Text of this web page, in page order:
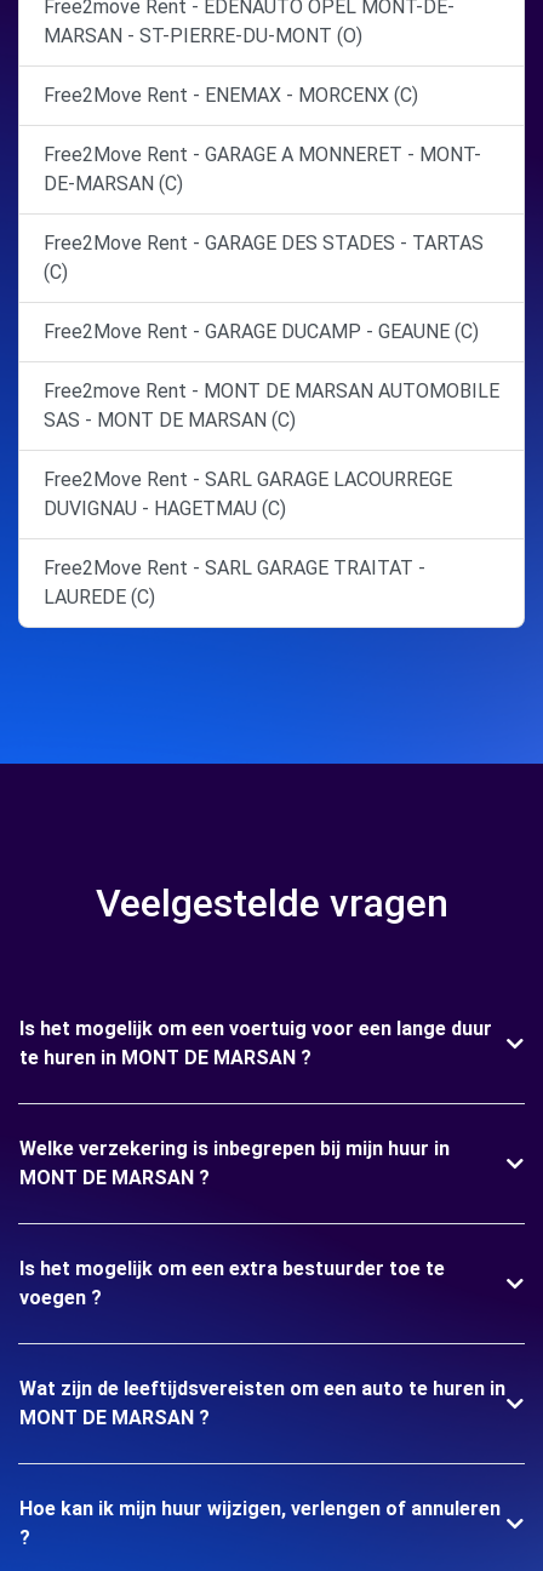
Free2move Rent - EDENAUTO OPEL MONT-DE-
MARSAN - ST-PIERRE-DU-MONT (O)
Free2Move Rent - ENEMAX - MORCENX (C)
Free2Move Rent - GARAGE A MONNERET - MONT-
DE-MARSAN (C)
Free2Move Rent - GARAGE DES STADES - TARTAS
(C)
Free2Move Rent - GARAGE DUCAMP - GEAUNE (C)
Free2move Rent - MONT DE MARSAN AUTOMOBILE
SAS - MONT DE MARSAN (C)
Free2Move Rent - SARL GARAGE LACOURREGE
DUVIGNAU - HAGETMAU (C)
Free2Move Rent - SARL GARAGE TRAITAT -
LAUREDE (C)
Veelgestelde vragen
Is het mogelijk om een voertuig voor een lange duur
te huren in MONT DE MARSAN ?
Welke verzekering is inbegrepen bij mijn huur in
MONT DE MARSAN ?
Is het mogelijk om een extra bestuurder toe te
voegen ?
Wat zijn de leeftijdsvereisten om een auto te huren in
MONT DE MARSAN ?
Hoe kan ik mijn huur wijzigen, verlengen of annuleren
?